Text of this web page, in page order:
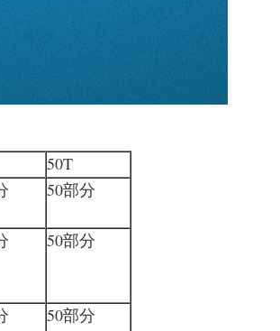
50T
50部分
50部分
50部分